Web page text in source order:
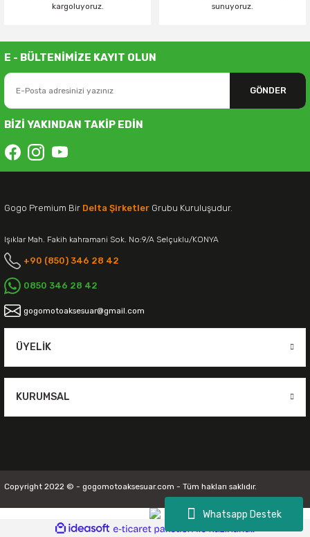
Whatsapp Destek
kargoluyoruz.
sunuyoruz.
E - BÜLTENİMİZE KAYIT OLUN
GÖNDER
BİZİ YAKINDAN TAKİP EDİN
Gogo Premium Bir Delta Şirketler Grubu Kuruluşudur.
Işıklar Mah. Fakih kahramani Sok. No:9/A Selçuklu/KONYA
+90 (850) 346 28 42
0850 346 28 42
gogomotoaksesuar@gmail.com
ÜYELIK
KURUMSAL
Copyright 2022 © - gogomotoaksesuar.com - Tüm hakları saklıdır.
ideasoft